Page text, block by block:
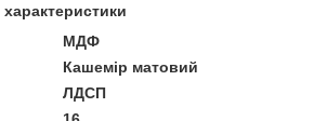
МДФ
Кашемір матовий
ЛДСП